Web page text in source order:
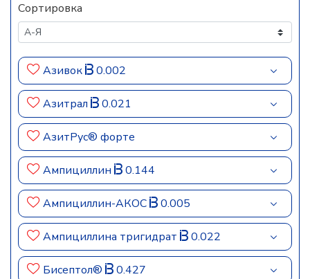
Сортировка
Азивок 0.002
Азитрал 0.021
АзитРус® форте
Ампициллин 0.144
Ампициллин-АКОС 0.005
Ампициллина тригидрат 0.022
Бисептол® 0.427